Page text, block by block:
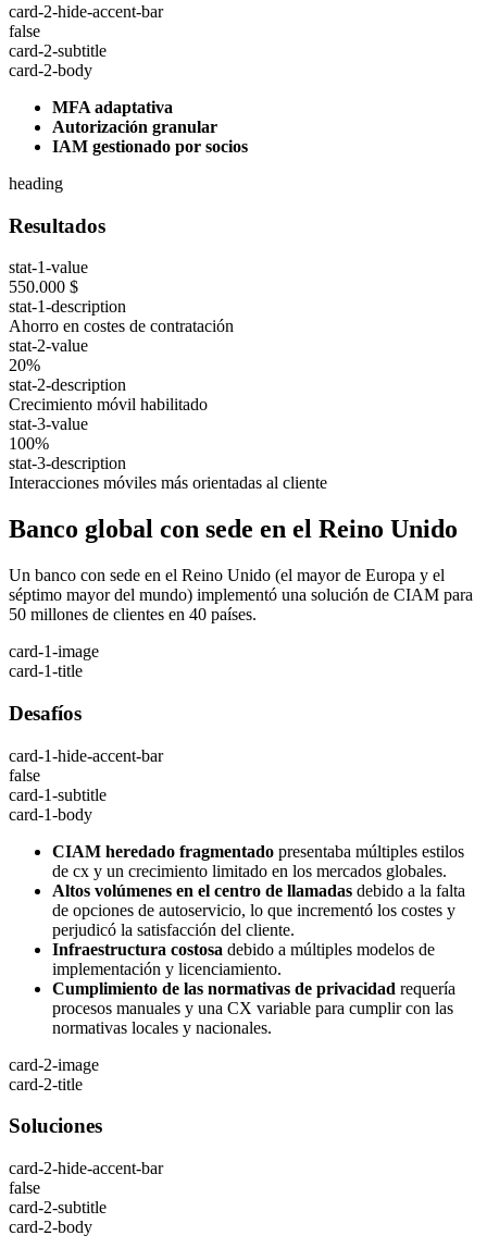
card-2-hide-accent-bar
false
card-2-subtitle
card-2-body
MFA adaptativa
Autorización granular
IAM gestionado por socios
heading
Resultados
stat-1-value
550.000 $
stat-1-description
Ahorro en costes de contratación
stat-2-value
20%
stat-2-description
Crecimiento móvil habilitado
stat-3-value
100%
stat-3-description
Interacciones móviles más orientadas al cliente
Banco global con sede en el Reino Unido
Un banco con sede en el Reino Unido (el mayor de Europa y el
séptimo mayor del mundo) implementó una solución de CIAM para
50 millones de clientes en 40 países.
card-1-image
card-1-title
Desafíos
card-1-hide-accent-bar
false
card-1-subtitle
card-1-body
CIAM heredado fragmentado presentaba múltiples estilos
de cx y un crecimiento limitado en los mercados globales.
Altos volúmenes en el centro de llamadas debido a la falta
de opciones de autoservicio, lo que incrementó los costes y
perjudicó la satisfacción del cliente.
Infraestructura costosa debido a múltiples modelos de
implementación y licenciamiento.
Cumplimiento de las normativas de privacidad requería
procesos manuales y una CX variable para cumplir con las
normativas locales y nacionales.
card-2-image
card-2-title
Soluciones
card-2-hide-accent-bar
false
card-2-subtitle
card-2-body